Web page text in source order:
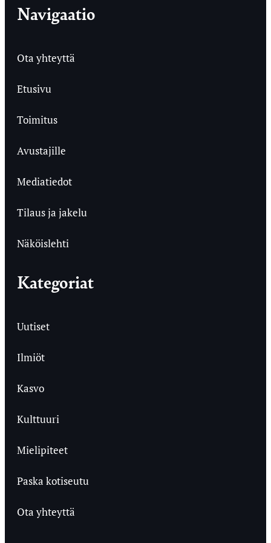
Navigaatio
Ota yhteyttä
Etusivu
Toimitus
Avustajille
Mediatiedot
Tilaus ja jakelu
Näköislehti
Kategoriat
Uutiset
Ilmiöt
Kasvo
Kulttuuri
Mielipiteet
Paska kotiseutu
Ota yhteyttä